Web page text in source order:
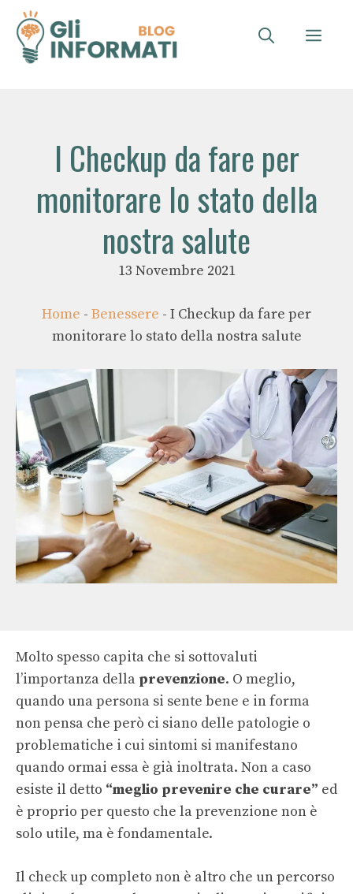
contenuto
I Checkup da fare per
monitorare lo stato della
nostra salute
13 Novembre 2021
Home - Benessere - I Checkup da fare per
monitorare lo stato della nostra salute
Molto spesso capita che si sottovaluti
l’importanza della prevenzione. O meglio,
quando una persona si sente bene e in forma
non pensa che però ci siano delle patologie o
problematiche i cui sintomi si manifestano
quando ormai essa è già inoltrata. Non a caso
esiste il detto “meglio prevenire che curare” ed
è proprio per questo che la prevenzione non è
solo utile, ma è fondamentale.
Il check up completo non è altro che un percorso